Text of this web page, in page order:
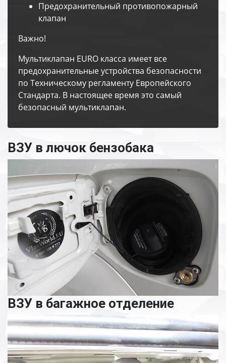
Предохранительный противопожарный
клапан
Важно!
Мультиклапан EURO класса имеет все
предохранительные устройства безопасности
по Техническому регламенту Европейского
Стандарта. В настоящее время это самый
безопасный мультиклапан.
ВЗУ в лючок бензобака
ВЗУ в багажное отделение